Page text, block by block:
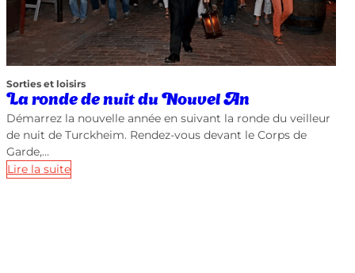
Sorties et loisirs
La ronde de nuit du Nouvel An
Démarrez la nouvelle année en suivant la ronde du veilleur
de nuit de Turckheim. Rendez-vous devant le Corps de
Garde,…
Lire la suite